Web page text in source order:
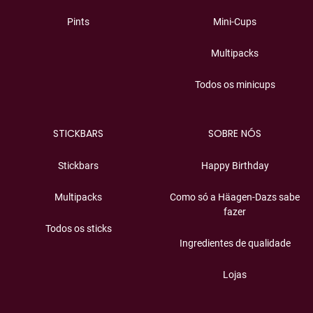
Pints Mini-Cups
Multipacks
Todos os minicups
STICKBARS
Stickbars
Multipacks
Todos os sticks
SOBRE NÓS
Happy Birthday
Como só a Häagen-Dazs sabe
fazer
Ingredientes de qualidade
Lojas